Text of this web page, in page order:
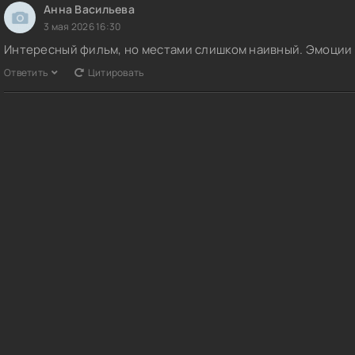
Анна Васильева
3 мая 2026 16:30
Интересный фильм, но местами слишком наивный.
Ответить Цитировать